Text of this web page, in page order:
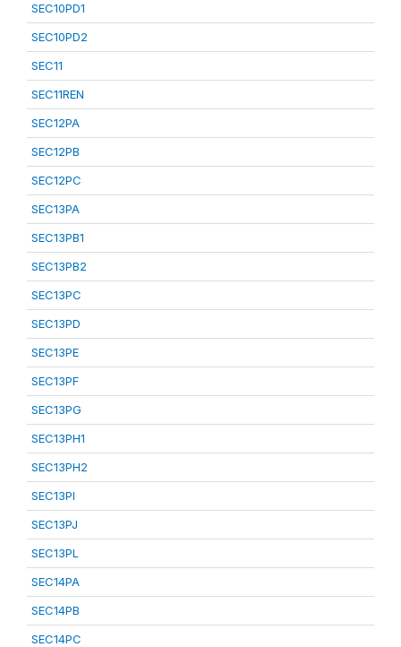
SEC10PD1
SEC10PD2
SEC11
SEC11REN
SEC12PA
SEC12PB
SEC12PC
SEC13PA
SEC13PB1
SEC13PB2
SEC13PC
SEC13PD
SEC13PE
SEC13PF
SEC13PG
SEC13PH1
SEC13PH2
SEC13PI
SEC13PJ
SEC13PL
SEC14PA
SEC14PB
SEC14PC